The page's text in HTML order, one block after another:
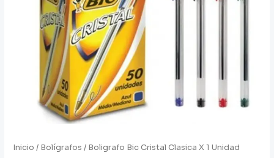
Inicio / Bolígrafos / Boligrafo Bic Cristal Clasica X 1 Unidad